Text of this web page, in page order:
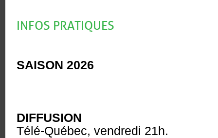
INFOS PRATIQUES
SAISON 2026
DIFFUSION
Télé-Québec, vendredi 21h.